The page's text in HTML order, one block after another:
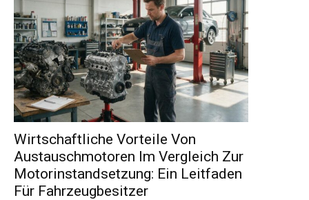
Wirtschaftliche Vorteile Von
Austauschmotoren Im Vergleich Zur
Motorinstandsetzung: Ein Leitfaden
Für Fahrzeugbesitzer